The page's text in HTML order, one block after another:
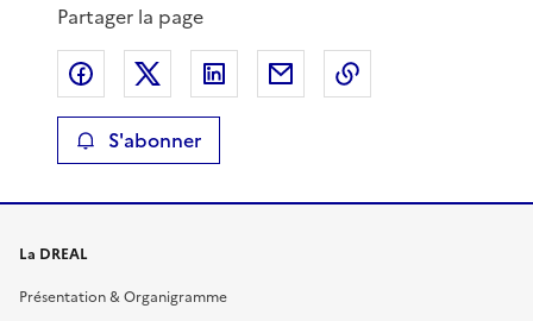
Partager la page
Partager sur Facebook
Partager sur XPartager sur LinkedIn
Partager par email
S'abonner
La DREAL
Présentation & Organigramme